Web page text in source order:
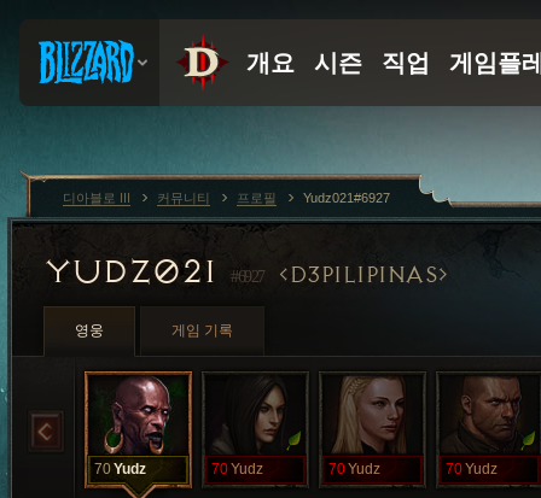
YUDZ021 #6927 D3PILIPINAS
영웅 게임 기록
70Yudz 70Yudz 70Yudz 70Yudz
디아블로 III 커뮤니티 프로필 Yudz021#6927